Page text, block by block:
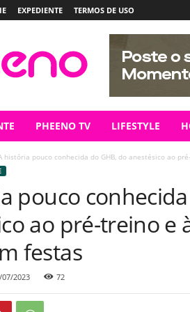
EXPEDIENTE TERMOS DE USO
PHEENO TV LIFESTYLE
história pouco conhecida do GHB, do anestésico ao
pouco
ao pré-treino e
festas
07/2023 72